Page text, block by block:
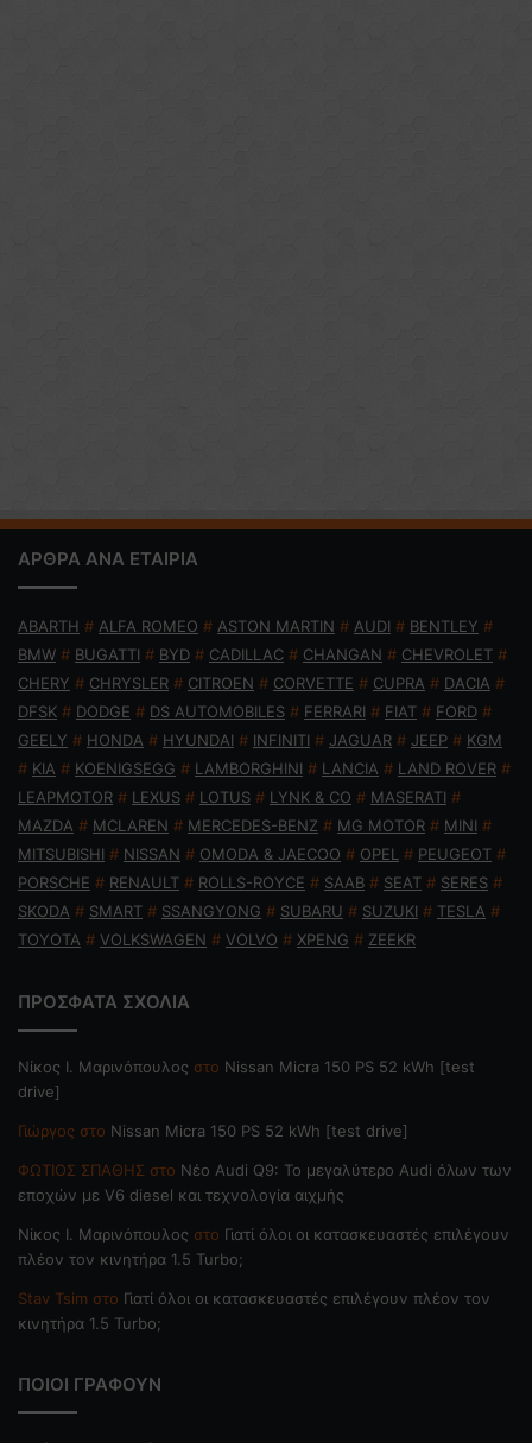
ΑΡΘΡΑ ΑΝΑ ΕΤΑΙΡΙΑ
ABARTH # ALFA ROMEO # ASTON MARTIN # AUDI # BENTLEY #
BMW # BUGATTI # BYD # CADILLAC # CHANGAN # CHEVROLET #
CHERY # CHRYSLER # CITROEN # CORVETTE # CUPRA # DACIA #
DFSK # DODGE # DS AUTOMOBILES # FERRARI # FIAT # FORD #
GEELY # HONDA # HYUNDAI # INFINITI # JAGUAR # JEEP # KGM
# KIA # KOENIGSEGG # LAMBORGHINI # LANCIA # LAND ROVER #
LEAPMOTOR # LEXUS # LOTUS # LYNK & CO # MASERATI #
MAZDA # MCLAREN # MERCEDES-BENZ # MG MOTOR # MINI #
MITSUBISHI # NISSAN # OMODA & JAECOO # OPEL # PEUGEOT #
PORSCHE # RENAULT # ROLLS-ROYCE # SAAB # SEAT # SERES #
SKODA # SMART # SSANGYONG # SUBARU # SUZUKI # TESLA #
TOYOTA # VOLKSWAGEN # VOLVO # XPENG # ZEEKR
ΠΡΟΣΦΑΤΑ ΣΧΟΛΙΑ
Nίκος Ι. Mαρινόπουλος στο Nissan Micra 150 PS 52 kWh [test
drive]
Γιώργος στο Nissan Micra 150 PS 52 kWh [test drive]
ΦΩΤΙΟΣ ΣΠΑΘΗΣ στο Νέο Audi Q9: Το μεγαλύτερο Audi όλων των
εποχών με V6 diesel και τεχνολογία αιχμής
Nίκος Ι. Mαρινόπουλος στο Γιατί όλοι οι κατασκευαστές επιλέγουν
πλέον τον κινητήρα 1.5 Turbo;
Stav Tsim στο Γιατί όλοι οι κατασκευαστές επιλέγουν πλέον τον
κινητήρα 1.5 Turbo;
ΠΟΙΟΙ ΓΡΑΦΟΥΝ